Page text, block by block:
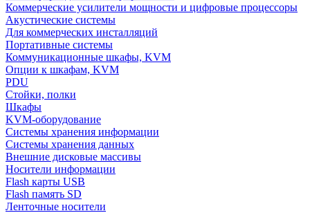
Коммерческие усилители мощности и цифровые процессоры
Акустические системы
Для коммерческих инсталляций
Портативные системы
Коммуникационные шкафы, KVM
Опции к шкафам, KVM
PDU
Стойки, полки
Шкафы
KVM-оборудование
Системы хранения информации
Системы хранения данных
Внешние дисковые массивы
Носители информации
Flash карты USB
Flash память SD
Ленточные носители